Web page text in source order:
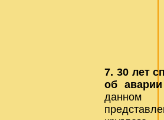
7. 30 лет
об